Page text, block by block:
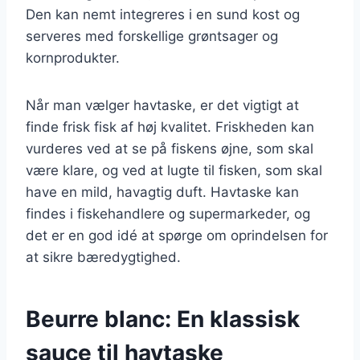
Den kan nemt integreres i en sund kost og
serveres med forskellige grøntsager og
kornprodukter.
Når man vælger havtaske, er det vigtigt at
finde frisk fisk af høj kvalitet. Friskheden kan
vurderes ved at se på fiskens øjne, som skal
være klare, og ved at lugte til fisken, som skal
have en mild, havagtig duft. Havtaske kan
findes i fiskehandlere og supermarkeder, og
det er en god idé at spørge om oprindelsen for
at sikre bæredygtighed.
Beurre blanc: En klassisk
sauce til havtaske